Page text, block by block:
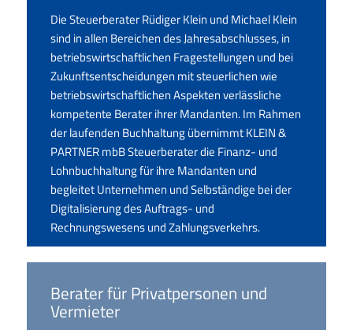
Die Steuerberater Rüdiger Klein und Michael Klein
sind in allen Bereichen des Jahresabschlusses, in
betriebswirtschaftlichen Fragestellungen und bei
Zukunftsentscheidungen mit steuerlichen wie
betriebswirtschaftlichen Aspekten verlässliche
kompetente Berater ihrer Mandanten. Im Rahmen
der laufenden Buchhaltung übernimmt KLEIN &
PARTNER mbB Steuerberater die Finanz- und
Lohnbuchhaltung für ihre Mandanten und
begleitet Unternehmen und Selbständige bei der
Digitalisierung des Auftrags- und
Rechnungswesens und Zahlungsverkehrs.
Berater für Privatpersonen und
Vermieter